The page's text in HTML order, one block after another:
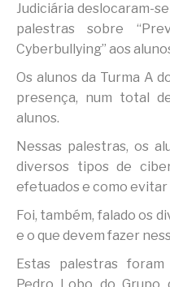
Judiciária deslocaram-
palestras sobre
Cyberbullying” aos
Os alunos da Turma A
presença, num total
alunos.
Nessas palestras, os
diversos tipos de
efetuados e como evitar
Foi, também, falado os
e o que devem fazer
Estas palestras